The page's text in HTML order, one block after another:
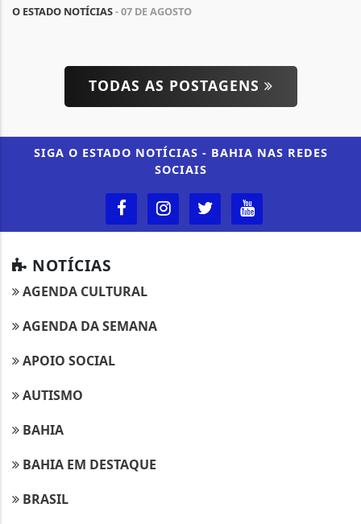
O ESTADO NOTÍCIAS- 07 DE AGOSTO
TODAS AS POSTAGENS
SIGA O ESTADO NOTÍCIAS - BAHIA NAS REDES
SOCIAIS
NOTÍCIAS
AGENDA CULTURAL
AGENDA DA SEMANA
APOIO SOCIAL
AUTISMO
BAHIA
BAHIA EM DESTAQUE
BRASIL